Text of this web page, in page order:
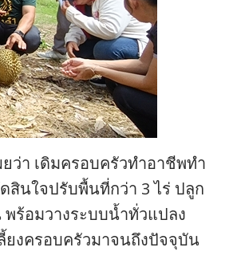
ว่า เดิมครอบครัวทำอาชีพทำ
นใจปรับพื้นที่กว่า 3 ไร่ ปลูก
ร้อมวางระบบน้ำทั่วแปลง
ยงครอบครัวมาจนถึงปัจจุบัน